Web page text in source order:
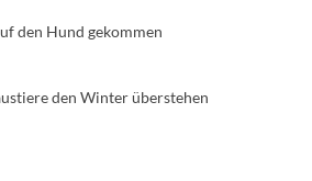
den Hund gekommen
den Winter überstehen